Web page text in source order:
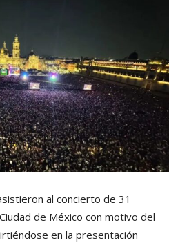
al concierto de 31
de México con motivo del
en la presentación